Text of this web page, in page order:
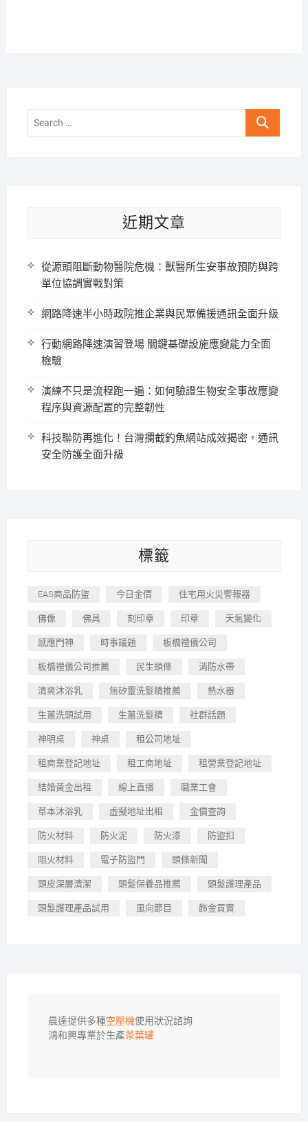
Search
近期文章
從源頭阻斷動物醫院危機：獸醫所生安事故預防與跨
單位協調實戰對策
網路降速半小時政院推企業與民眾備援通訊全面升級
行動網路降速演習登場 關鍵基礎設施應變能力全面
檢驗
演練不只是流程跑一遍：如何驗證生物安全事故應變
程序與資源配置的完整韌性
科技聯防再進化！台灣攔截釣魚網站成效揭密，通訊
安全防護全面升級
標籤
EAS商品防盜 今日金價 住宅用火災警報器
佛像 佛具 刻印章 印章 天氣變化
感應門神 時事議題 板橋禮儀公司
板橋禮儀公司推薦 民生頭條 消防水帶
清爽沐浴乳 無矽靈洗髮精推薦 熱水器
生薑洗頭試用 生薑洗髮精 社群話題
神明桌 神桌 租公司地址
租商業登記地址 租工商地址 租營業登記地址
結婚黃金出租 線上直播 職業工會
草本沐浴乳 虛擬地址出租 金價查詢
防火材料 防火泥 防火漆 防盜扣
阻火材料 電子防盜門 頭條新聞
頭皮深層清潔 頭髮保養品推薦 頭髮護理產品
頭髮護理產品試用 風向節目 飾金買賣
晨達提供多種空壓機使用狀況諮詢
鴻和興專業於生產茶葉罐